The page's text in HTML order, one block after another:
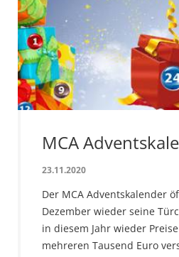
MCA
23.11.2020
Der MCA Adventskalender
Dezember wieder seine
in diesem Jahr wieder
mehreren Tausend Euro